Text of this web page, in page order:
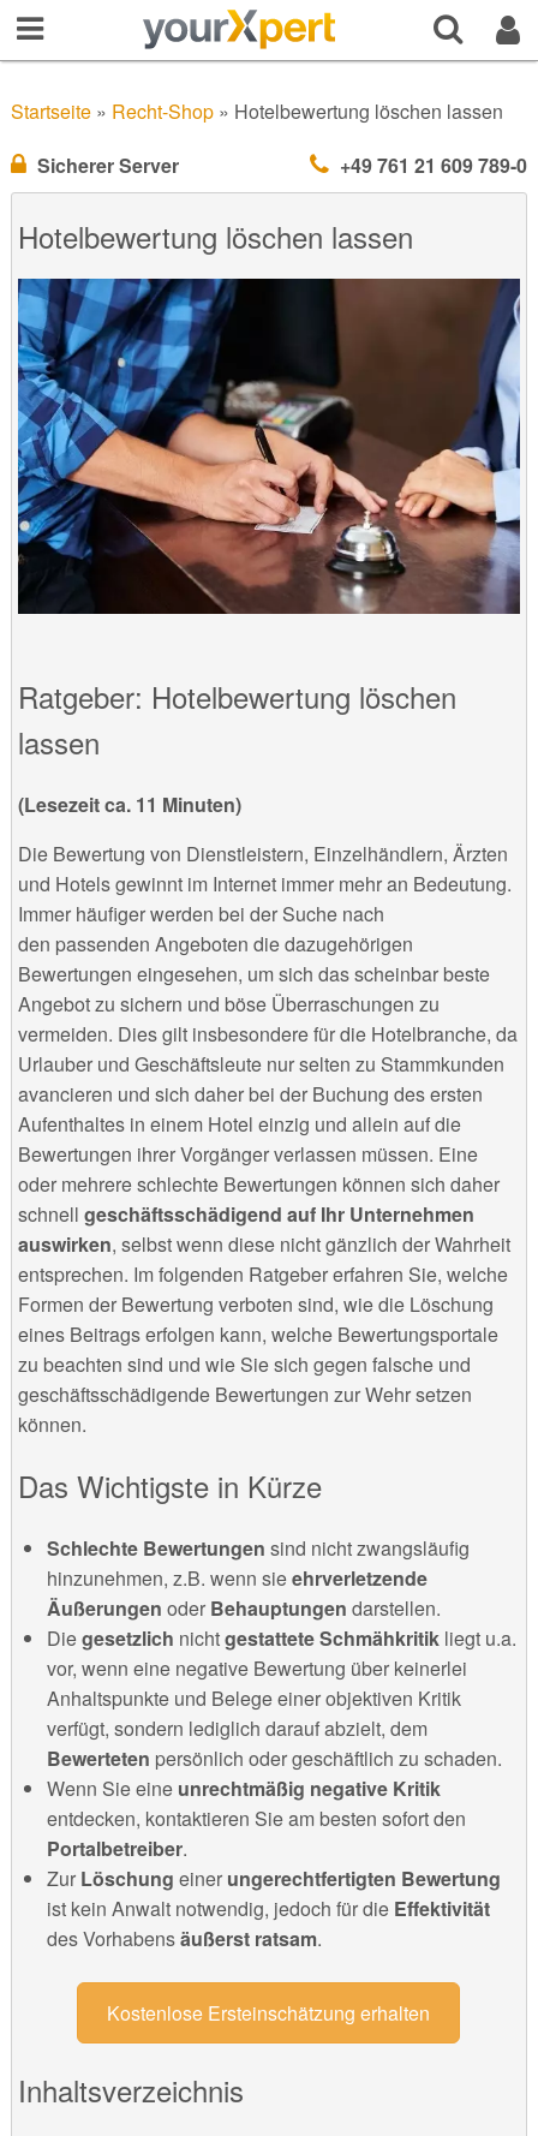
Startseite» Recht-Shop» Hotelbewertung löschen lassen
Sicherer Server
+49 761 21 609 789-0
Hotelbewertung löschen lassen
Ratgeber: Hotelbewertung löschen
lassen
(Lesezeit ca. 11 Minuten)
Die Bewertung von Dienstleistern, Einzelhändlern, Ärzten
und Hotels gewinnt im Internet immer mehr an Bedeutung.
Immer häufiger werden bei der Suche nach
den passenden Angeboten die dazugehörigen
Bewertungen eingesehen, um sich das scheinbar beste
Angebot zu sichern und böse Überraschungen zu
vermeiden. Dies gilt insbesondere für die Hotelbranche, da
Urlauber und Geschäftsleute nur selten zu Stammkunden
avancieren und sich daher bei der Buchung des ersten
Aufenthaltes in einem Hotel einzig und allein auf die
Bewertungen ihrer Vorgänger verlassen müssen. Eine
oder mehrere schlechte Bewertungen können sich daher
schnell geschäftsschädigend auf Ihr Unternehmen
auswirken, selbst wenn diese nicht gänzlich der Wahrheit
entsprechen. Im folgenden Ratgeber erfahren Sie, welche
Formen der Bewertung verboten sind, wie die Löschung
eines Beitrags erfolgen kann, welche Bewertungsportale
zu beachten sind und wie Sie sich gegen falsche und
geschäftsschädigende Bewertungen zur Wehr setzen
können.
Das Wichtigste in Kürze
Schlechte Bewertungen sind nicht zwangsläufig
hinzunehmen, z.B. wenn sieehrverletzende
Äußerungen oder Behauptungen darstellen.
Diegesetzlich nichtgestattete Schmähkritik liegt u.a.
vor, wenn eine negative Bewertung über keinerlei
Anhaltspunkte und Belege einer objektiven Kritik
verfügt, sondern lediglich darauf abzielt, dem
Bewerteten persönlich oder geschäftlich zu schaden.
Wenn Sie eine unrechtmäßig negative Kritik
entdecken, kontaktieren Sie am besten sofort den
Portalbetreiber.
Zur Löschung einer ungerechtfertigten Bewertung
ist kein Anwalt notwendig, jedoch für die Effektivität
des Vorhabensäußerst ratsam.
Kostenlose Ersteinschätzung erhalten
Inhaltsverzeichnis